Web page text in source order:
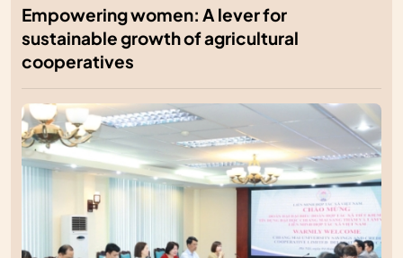
Empowering women: A lever for
sustainable growth of agricultural
cooperatives